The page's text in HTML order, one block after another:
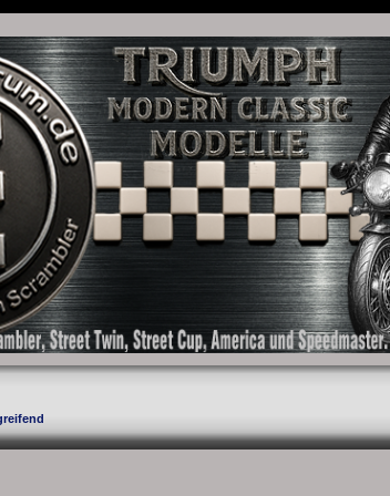
Triumph Bonneville, Thruxton, Scrambler, Bobber, Speed